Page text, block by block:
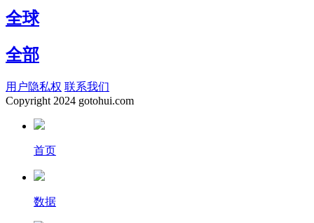
全球
全部
用户隐私权 联系我们
Copyright 2024 gotohui.com
首页
数据